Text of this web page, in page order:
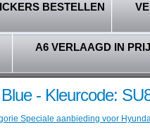
BESTELLEN
A6 VERLAAGD IN
- Kleurcode:
Speciale aanbieding voor